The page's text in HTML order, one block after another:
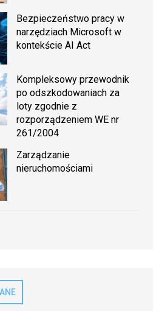
Bezpieczeństwo pracy w
narzędziach Microsoft w
kontekście AI Act
Kompleksowy przewodnik
po odszkodowaniach za
loty zgodnie z
rozporządzeniem WE nr
261/2004
Zarządzanie
nieruchomościami